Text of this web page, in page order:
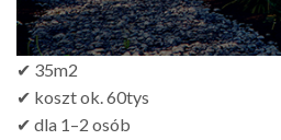
✔ 35m2
✔ koszt ok. 60tys
✔ dla 1–2 osób